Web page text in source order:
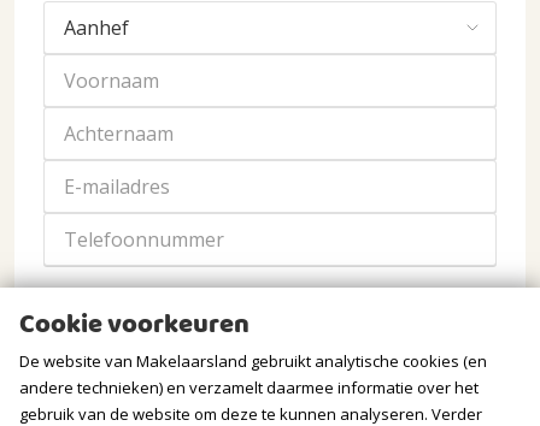
Cookie voorkeuren
De website van Makelaarsland gebruikt analytische cookies (en
andere technieken) en verzamelt daarmee informatie over het
gebruik van de website om deze te kunnen analyseren. Verder